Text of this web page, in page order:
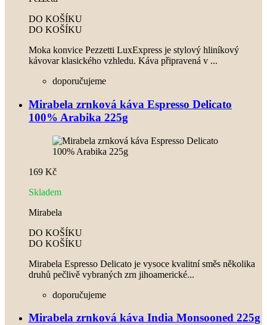
DO KOŠÍKU
DO KOŠÍKU
Moka konvice Pezzetti LuxExpress je stylový hliníkový
kávovar klasického vzhledu. Káva připravená v ...
doporučujeme
Mirabela zrnková káva Espresso Delicato
100% Arabika 225g
169 Kč
Skladem
Mirabela
DO KOŠÍKU
DO KOŠÍKU
Mirabela Espresso Delicato je vysoce kvalitní směs několika
druhů pečlivě vybraných zrn jihoamerické...
doporučujeme
Mirabela zrnková káva India Monsooned 225g